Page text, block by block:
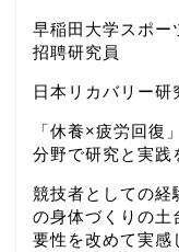
早稲田大学スポー
招聘研究員
日本リカバリー研
「休養×疲労回復
分野で研究と実践
競技者としての経
の身体づくりの土
要性を改めて実感